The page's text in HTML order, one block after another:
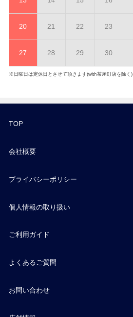
20 21 22 23
27 28 29 30
※日曜日は定休日とさせて頂きます(with茶屋町店を除く)
TOP
会社概要
プライバシーポリシー
個人情報の取り扱い
ご利用ガイド
よくあるご質問
お問い合わせ